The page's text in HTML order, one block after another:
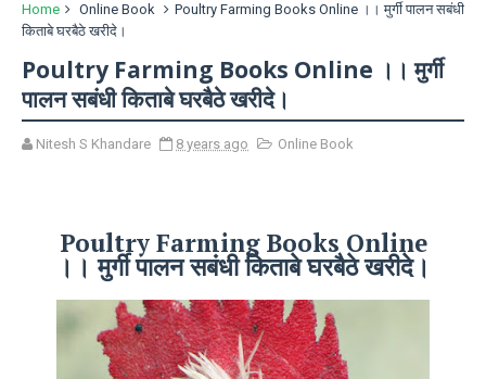
Home Online Book
Poultry Farming Books Online ।। मुर्गी पालन सबंधी
किताबे घरबैठे खरीदे।
Poultry Farming Books Online ।। मुर्गी
पालन सबंधी किताबे घरबैठे खरीदे।
Nitesh S Khandare 8 years ago Online Book
Poultry Farming Books Online
।। मुर्गी पालन सबंधी किताबे घरबैठे खरीदे।